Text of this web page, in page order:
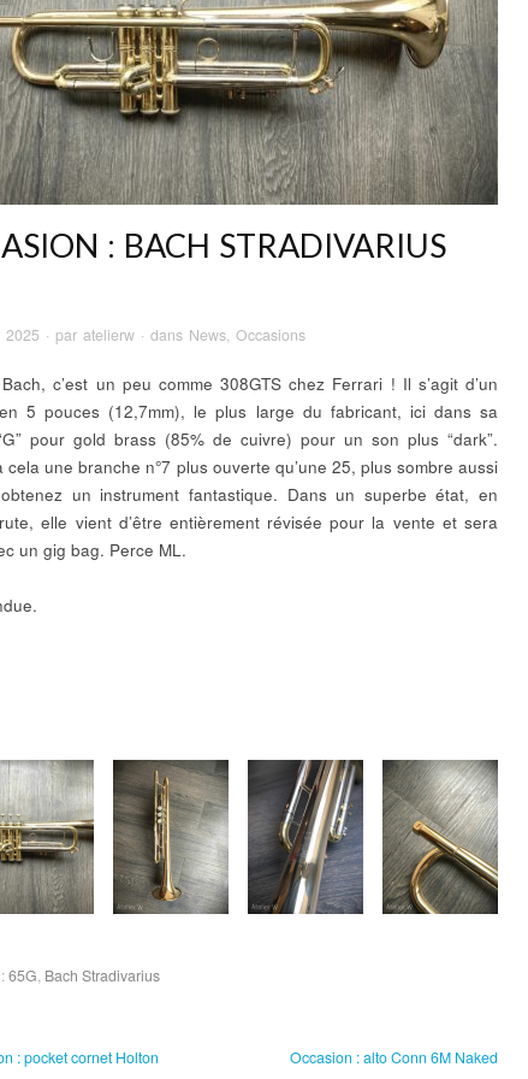
: BACH STRADIVARIUS
2025 · par atelierw · dans News Occasions
c’est un peu comme 308GTS chez Ferrari ! Il s’agit d’un
5 pouces (12,7mm), le plus large du fabricant, ici dans sa
pour gold brass (85% de cuivre) pour un son plus “dark”.
cela une branche n°7 plus ouverte qu’une 25, plus sombre aussi
un instrument fantastique. Dans un superbe état, en
elle vient d’être entièrement révisée pour la vente et sera
un gig bag. Perce ML.
65G, Bach Stradivarius
: pocket cornet Holton
Occasion : alto Conn 6M Naked